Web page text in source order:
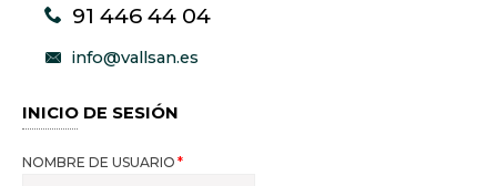
91 446 44 04
info@vallsan.es
INICIO DE SESIÓN
NOMBRE DE USUARIO